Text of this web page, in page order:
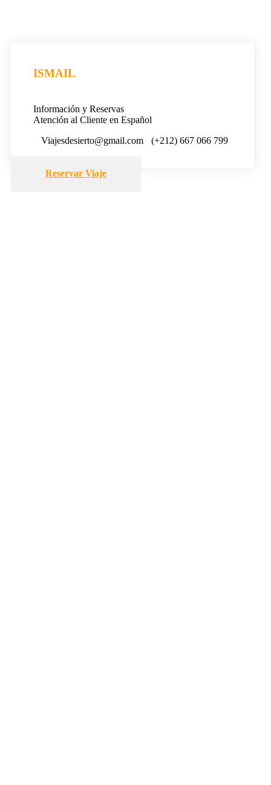
ISMAIL
Información y Reservas
Atención al Cliente en Español
Viajesdesierto@gmail.com
(+212) 667 066 799
Reservar Viaje